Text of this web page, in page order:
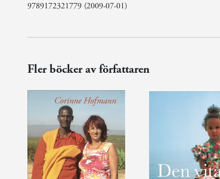
9789172321779 (2009-07-01)
Fler böcker av författaren